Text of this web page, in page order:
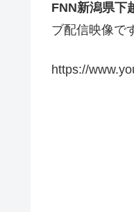
FNN新潟県下
ブ配信映像で
https://